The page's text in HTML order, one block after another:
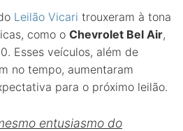
Leilão Vicari trouxeram à tona
como o Chevrolet Bel Air,
Esses veículos, além de
no tempo, aumentaram
para o próximo leilão.
entusiasmo do